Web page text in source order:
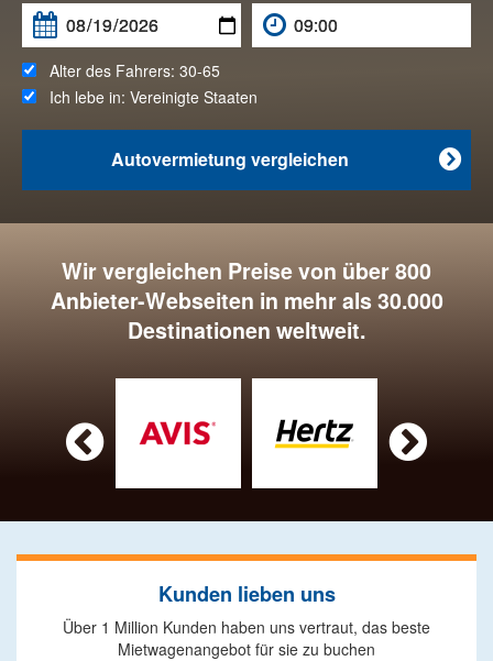
Alter des Fahrers: 30-65
Ich lebe in: Vereinigte Staaten

Autovermietung vergleichen
Wir vergleichen Preise von über 800
Anbieter-Webseiten in mehr als 30.000
Destinationen weltweit.
 
Kunden lieben uns
Über 1 Million Kunden haben uns vertraut, das beste
Mietwagenangebot für sie zu buchen